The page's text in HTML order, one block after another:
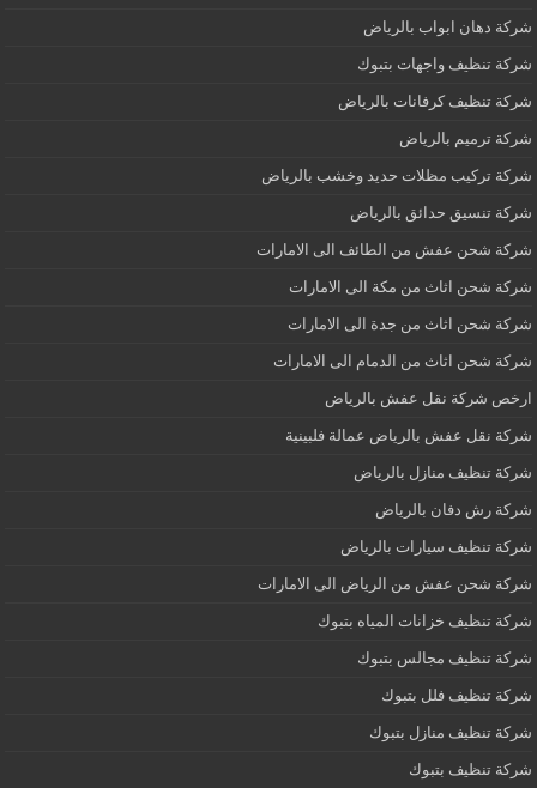
شركة دهان ابواب بالرياض
شركة تنظيف واجهات بتبوك
شركة تنظيف كرفانات بالرياض
شركة ترميم بالرياض
شركة تركيب مظلات حديد وخشب بالرياض
شركة تنسيق حدائق بالرياض
شركة شحن عفش من الطائف الى الامارات
شركة شحن اثاث من مكة الى الامارات
شركة شحن اثاث من جدة الى الامارات
شركة شحن اثاث من الدمام الى الامارات
ارخص شركة نقل عفش بالرياض
شركة نقل عفش بالرياض عمالة فلبينية
شركة تنظيف منازل بالرياض
شركة رش دفان بالرياض
شركة تنظيف سيارات بالرياض
شركة شحن عفش من الرياض الى الامارات
شركة تنظيف خزانات المياه بتبوك
شركة تنظيف مجالس بتبوك
شركة تنظيف فلل بتبوك
شركة تنظيف منازل بتبوك
شركة تنظيف بتبوك